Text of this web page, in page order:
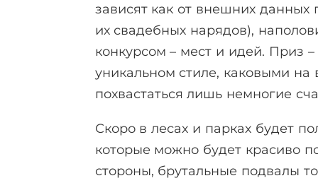
зависят как от внешних данных
их свадебных нарядов),
конкурсом – мест и идей. Приз
уникальном стиле, каковыми на
похвастаться лишь немногие
Скоро в лесах и парках будет
которые можно будет красиво
стороны, брутальные подвалы